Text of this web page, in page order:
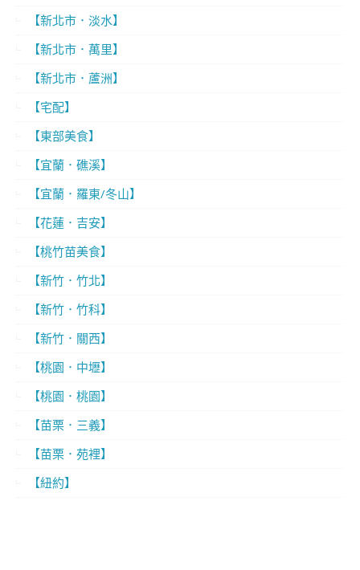
【新北市．淡水】
【新北市．萬里】
【新北市．蘆洲】
【宅配】
【東部美食】
【宜蘭．礁溪】
【宜蘭．羅東/冬山】
【花蓮．吉安】
【桃竹苗美食】
【新竹．竹北】
【新竹．竹科】
【新竹．關西】
【桃園．中壢】
【桃園．桃園】
【苗栗．三義】
【苗栗．苑裡】
【紐約】